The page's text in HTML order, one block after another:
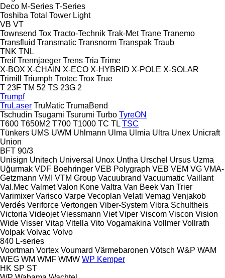
Deco M-Series T-Series
Toshiba Total Tower Light
VB VT
Townsend Tox Tracto-Technik Trak-Met Trane Tranemo
Transfluid Transmatic Transnorm Transpak Traub
TNK TNL
Treif Trennjaeger Trens Tria Trime
X-BOX X-CHAIN X-ECO X-HYBRID X-POLE X-SOLAR
Trimill
Triumph Trotec Trox True
T 23F TM 52 TS 23G 2
Trumpf
TruLaser TruMatic TrumaBend
Tschudin Tsugami Tsurumi Turbo TyreON
T600 T650M2 T700 T1000 TC TL TSC
Tünkers UMS UWM Uhlmann Ulma Ulmia Ultra Unex Unicraft
Union
BFT 90/3
Unisign Unitech Universal Unox Untha Urschel Ursus Uzma
Uğurmak VDF Boehringer VEB Polygraph VEB VEM VG VMA-
Getzmann VMI VTM Group Vacuubrand Vacuumatic Vaillant
Val.Mec Valmet Valon Kone Valtra Van Beek Van Trier
Varimixer Varisco Varpe Vecoplan Velati Vemag Venjakob
Verdés Veriforce Vertongen Viber-System Vibra Schultheis
Victoria Videojet Viessmann Viet Viper Viscom Viscon Vision
Wide Visser Vitap Vitella Vito Vogamakina Vollmer Vollrath
Volpak Volvac Volvo
840 L-series
Voortman Vortex Voumard Värmebaronen Vötsch W&P WAM
WEG WM WMF WMW WP Kemper
HK SP ST